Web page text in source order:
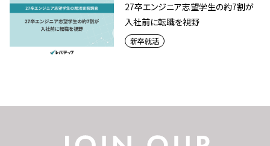
27卒エンジニア志望学生の約7割が
入社前に転職を視野
新卒就活